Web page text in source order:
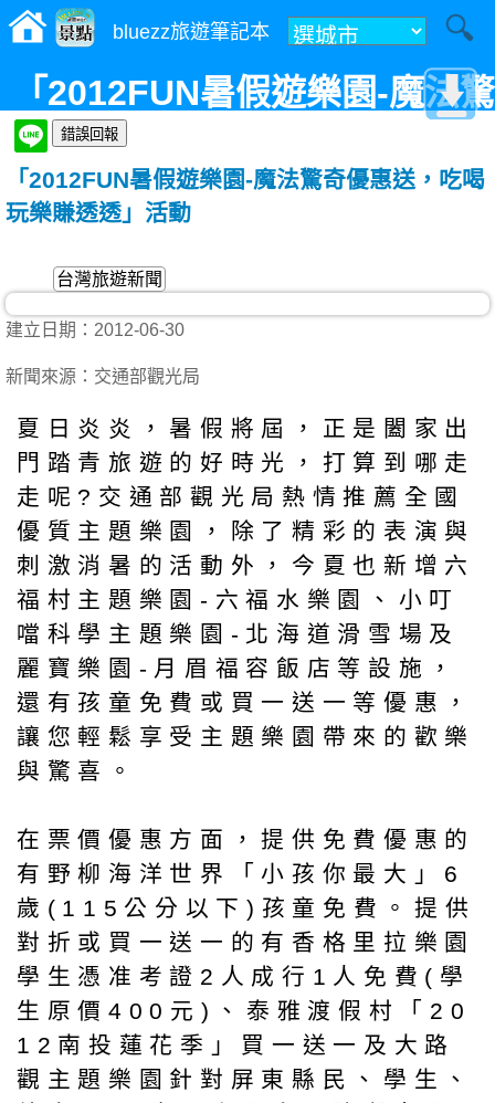
bluezz旅遊筆記本
「2012FUN暑假遊樂園-魔法驚
奇優惠送，吃喝玩樂賺透透」
活動
「2012FUN暑假遊樂園-魔法驚奇優惠送，吃喝
玩樂賺透透」活動
台灣旅遊新聞
建立日期：2012-06-30
新聞來源：交通部觀光局
夏日炎炎，暑假將屆，正是闔家出
門踏青旅遊的好時光，打算到哪走
走呢?交通部觀光局熱情推薦全國
優質主題樂園，除了精彩的表演與
刺激消暑的活動外，今夏也新增六
福村主題樂園-六福水樂園、小叮
噹科學主題樂園-北海道滑雪場及
麗寶樂園-月眉福容飯店等設施，
還有孩童免費或買一送一等優惠，
讓您輕鬆享受主題樂園帶來的歡樂
與驚喜。
在票價優惠方面，提供免費優惠的
有野柳海洋世界「小孩你最大」6
歲(115公分以下)孩童免費。提供
對折或買一送一的有香格里拉樂園
學生憑准考證2人成行1人免費(學
生原價400元)、泰雅渡假村「20
12南投蓮花季」買一送一及大路
觀主題樂園針對屏東縣民、學生、